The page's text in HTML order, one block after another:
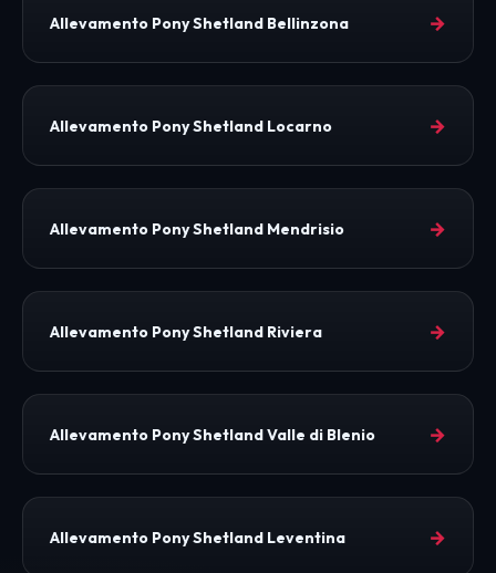
Allevamento Pony Shetland Bellinzona →
Allevamento Pony Shetland Locarno →
Allevamento Pony Shetland Mendrisio →
Allevamento Pony Shetland Riviera →
Allevamento Pony Shetland Valle di Blenio →
Allevamento Pony Shetland Leventina →